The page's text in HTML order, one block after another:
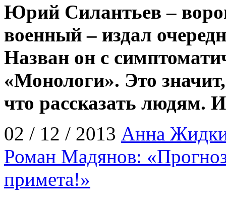
Юрий Силантьев –
военный – издал
Назван он с
«Монологи». Это
что рассказать людям.
02 / 12 / 2013 Анна
Роман Мадянов:
примета!»